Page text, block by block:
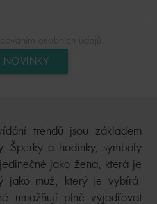
NOVINKY
trendů jsou základem
Šperky a hodinky, symboly
jako žena, která je
jako muž, který je vybírá.
umožňují plně vyjadřovat